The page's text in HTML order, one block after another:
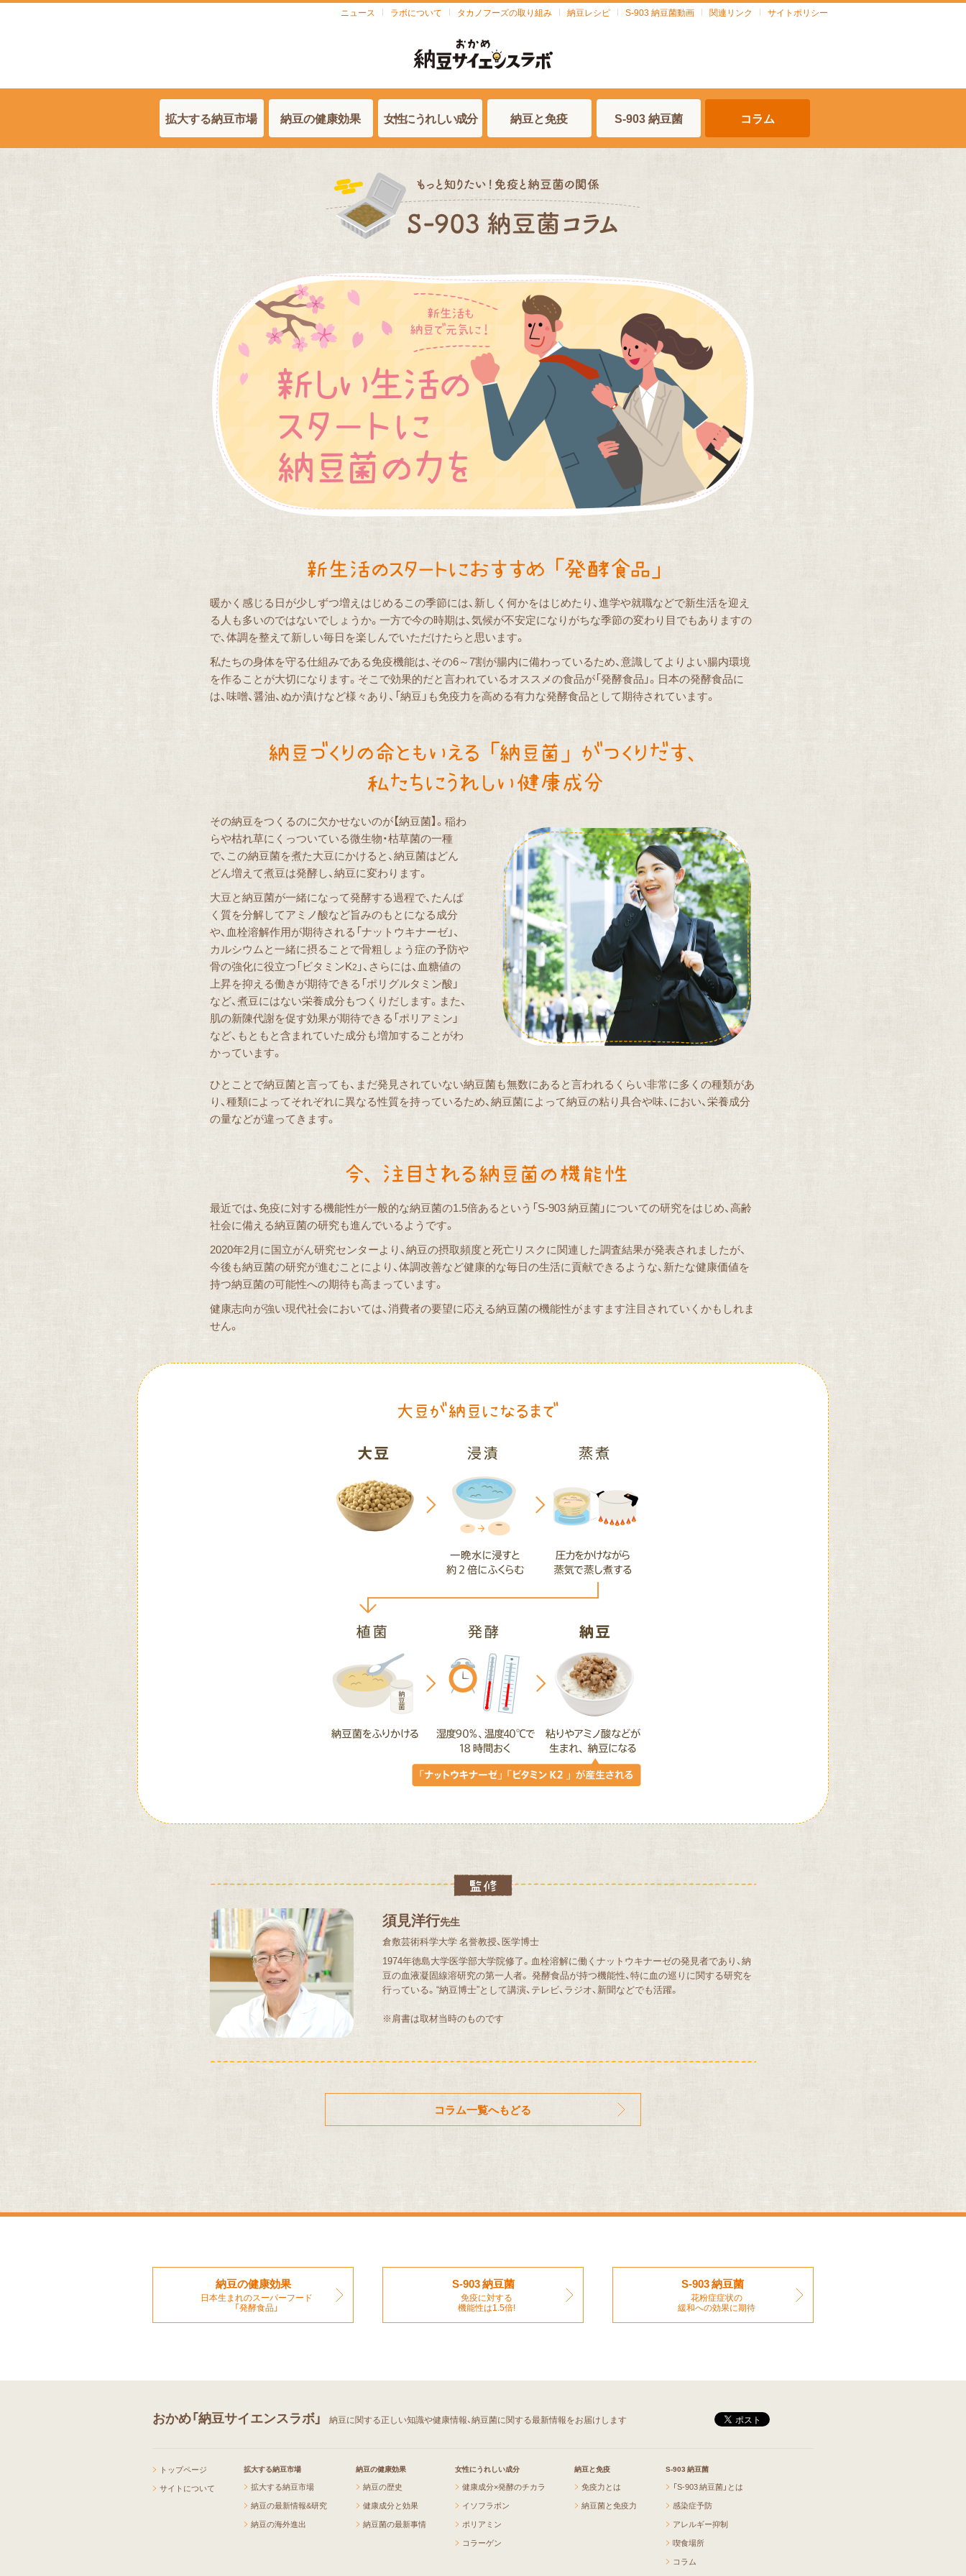
ニュース ラボについて タカノフーズの取り組み 納豆レシピ S-903 納豆菌動画 関連リンク サイトポリシー
拡大する納豆市場 納豆の健康効果 女性にうれしい成分 納豆と免疫 S-903 納豆菌 コラム
暖かく感じる日が少しずつ増えはじめるこの季節には、新しく何かをはじめたり、進学や就職などで新生活を迎え
る人も多いのではないでしょうか。一方で今の時期は、気候が不安定になりがちな季節の変わり目でもありますの
で、体調を整えて新しい毎日を楽しんでいただけたらと思います。
私たちの身体を守る仕組みである免疫機能は、その6～7割が腸内に備わっているため、意識してよりよい腸内環境
を作ることが大切になります。そこで効果的だと言われているオススメの食品が「発酵食品」。日本の発酵食品に
は、味噌、醤油、ぬか漬けなど様々あり、「納豆」も免疫力を高める有力な発酵食品として期待されています。
その納豆をつくるのに欠かせないのが【納豆菌】。稲わ
らや枯れ草にくっついている微生物・枯草菌の一種
で、この納豆菌を煮た大豆にかけると、納豆菌はどん
どん増えて煮豆は発酵し、納豆に変わります。
大豆と納豆菌が一緒になって発酵する過程で、たんぱ
く質を分解してアミノ酸など旨みのもとになる成分
や、血栓溶解作用が期待される「ナットウキナーゼ」、
カルシウムと一緒に摂ることで骨粗しょう症の予防や
骨の強化に役立つ「ビタミンK2 」、さらには、血糖値の
上昇を抑える働きが期待できる「ポリグルタミン酸」
など、煮豆にはない栄養成分もつくりだします。また、
肌の新陳代謝を促す効果が期待できる「ポリアミン」
など、もともと含まれていた成分も増加することがわ
かっています。
ひとことで納豆菌と言っても、まだ発見されていない納豆菌も無数にあると言われるくらい非常に多くの種類があ
り、種類によってそれぞれに異なる性質を持っているため、納豆菌によって納豆の粘り具合や味、におい、栄養成分
の量などが違ってきます。
最近では、免疫に対する機能性が一般的な納豆菌の1.5倍あるという「S-903 納豆菌」についての研究をはじめ、高齢
社会に備える納豆菌の研究も進んでいるようです。
2020年2月に国立がん研究センターより、納豆の摂取頻度と死亡リスクに関連した調査結果が発表されましたが、
今後も納豆菌の研究が進むことにより、体調改善など健康的な毎日の生活に貢献できるような、新たな健康価値を
持つ納豆菌の可能性への期待も高まっています。
健康志向が強い現代社会においては、消費者の要望に応える納豆菌の機能性がますます注目されていくかもしれま
せん。
須見洋行先生
倉敷芸術科学大学 名誉教授、医学博士
1974年徳島大学医学部大学院修了。血栓溶解に働くナットウキナーゼの発見者であり、納
豆の血液凝固線溶研究の第一人者。 発酵食品が持つ機能性、特に血の巡りに関する研究を
行っている。“納豆博士”として講演、テレビ、ラジオ、新聞などでも活躍。
※肩書は取材当時のものです
コラム一覧へもどる
納豆の健康効果
日本生まれのスーパーフード
「発酵食品」
S-903 納豆菌
免疫に対する
機能性は1.5倍!
S-903 納豆菌
花粉症症状の
緩和への効果に期待
おかめ「納豆サイエンスラボ」 納豆に関する正しい知識や健康情報、納豆菌に関する最新情報をお届けします
トップページ
サイトについて
拡大する納豆市場
拡大する納豆市場
納豆の最新情報&研究
納豆の海外進出
納豆の健康効果
納豆の歴史
健康成分と効果
納豆菌の最新事情
女性にうれしい成分
健康成分×発酵のチカラ
イソフラボン
ポリアミン
コラーゲン
納豆と免疫
免疫力とは
納豆菌と免疫力
S-903 納豆菌
「S-903 納豆菌」とは
感染症予防
アレルギー抑制
喫食場所
コラム